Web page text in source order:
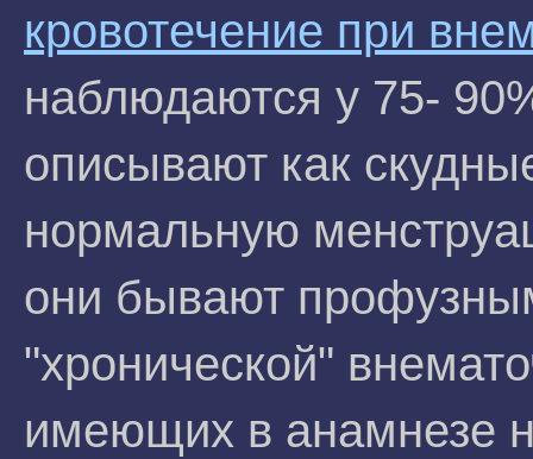
кровотечение при
наблюдаются у 75-
описывают как
нормальную
они бывают
"хронической"
имеющих в анамнезе